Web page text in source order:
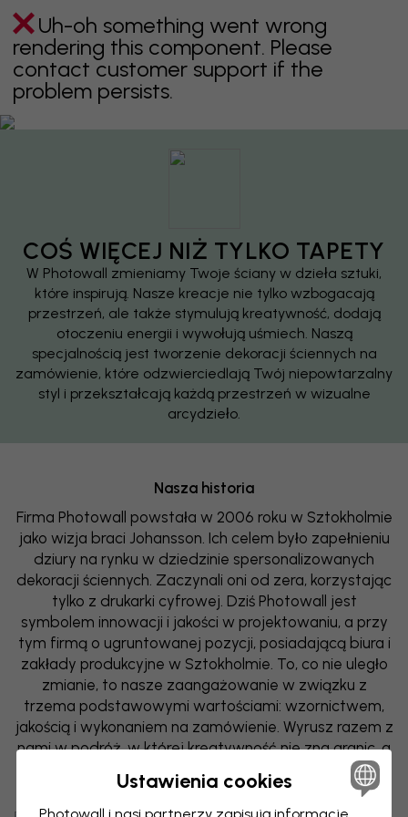
Uh-oh something went wrong
rendering this component. Please
contact customer support if the
problem persists.
COŚ WIĘCEJ NIŻ TYLKO TAPETY
W Photowall zmieniamy Twoje ściany w dzieła sztuki,
które inspirują. Nasze kreacje nie tylko wzbogacają
przestrzeń, ale także stymulują kreatywność, dodają
otoczeniu energii i wywołują uśmiech. Naszą
specjalnością jest tworzenie dekoracji ściennych na
zamówienie, które odzwierciedlają Twój niepowtarzalny
styl i przekształcają każdą przestrzeń w wizualne
arcydzieło.
Nasza historia
Firma Photowall powstała w 2006 roku w Sztokholmie
jako wizja braci Johansson. Ich celem było zapełnieniu
dziury na rynku w dziedzinie spersonalizowanych
dekoracji ściennych. Zaczynali oni od zera, korzystając
tylko z drukarki cyfrowej. Dziś Photowall jest
symbolem innowacji i jakości w projektowaniu, a przy
tym firmą o ugruntowanej pozycji, posiadającą biura i
zakłady produkcyjne w Sztokholmie. To, co nie uległo
zmianie, to nasze zaangażowanie w związku z
trzema podstawowymi wartościami: wzornictwem,
jakością i wykonaniem na zamówienie. Wyrusz razem z
nami w podróż, w której kreatywność nie zna granic, a
każda ściana opowiada jakąś historię.
Ustawienia cookies